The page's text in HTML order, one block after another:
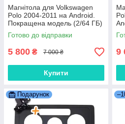
Магнітола для Volkswagen
Polo 2004-2011 на Android.
Покращена модель (2/64 ГБ)
Готово до відправки
5 800 ₴ 7 000 ₴
Купити
9
Подарунок